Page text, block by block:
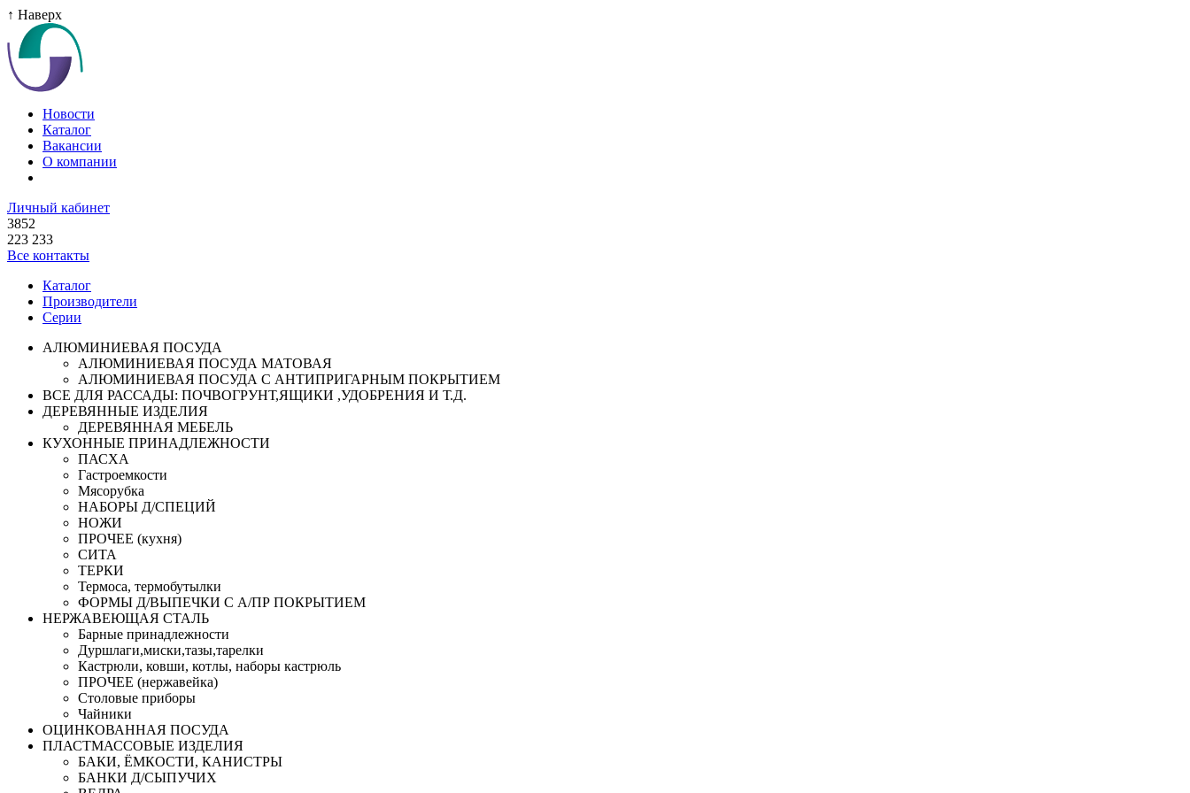
↑ Наверх
Новости
Каталог
Вакансии
О компании
Личный кабинет
3852
223 233
Все контакты
Каталог
Производители
Серии
АЛЮМИНИЕВАЯ ПОСУДА
АЛЮМИНИЕВАЯ ПОСУДА МАТОВАЯ
АЛЮМИНИЕВАЯ ПОСУДА С АНТИПРИГАРНЫМ ПОКРЫТИЕМ
ВСЕ ДЛЯ РАССАДЫ: ПОЧВОГРУНТ,ЯЩИКИ ,УДОБРЕНИЯ И Т.Д.
ДЕРЕВЯННЫЕ ИЗДЕЛИЯ
ДЕРЕВЯННАЯ МЕБЕЛЬ
КУХОННЫЕ ПРИНАДЛЕЖНОСТИ
ПАСХА
Гастроемкости
Мясорубка
НАБОРЫ Д/СПЕЦИЙ
НОЖИ
ПРОЧЕЕ (кухня)
СИТА
ТЕРКИ
Термоса, термобутылки
ФОРМЫ Д/ВЫПЕЧКИ С А/ПР ПОКРЫТИЕМ
НЕРЖАВЕЮЩАЯ СТАЛЬ
Барные принадлежности
Дуршлаги,миски,тазы,тарелки
Кастрюли, ковши, котлы, наборы кастрюль
ПРОЧЕЕ (нержавейка)
Столовые приборы
Чайники
ОЦИНКОВАННАЯ ПОСУДА
ПЛАСТМАССОВЫЕ ИЗДЕЛИЯ
БАКИ, ЁМКОСТИ, КАНИСТРЫ
БАНКИ Д/СЫПУЧИХ